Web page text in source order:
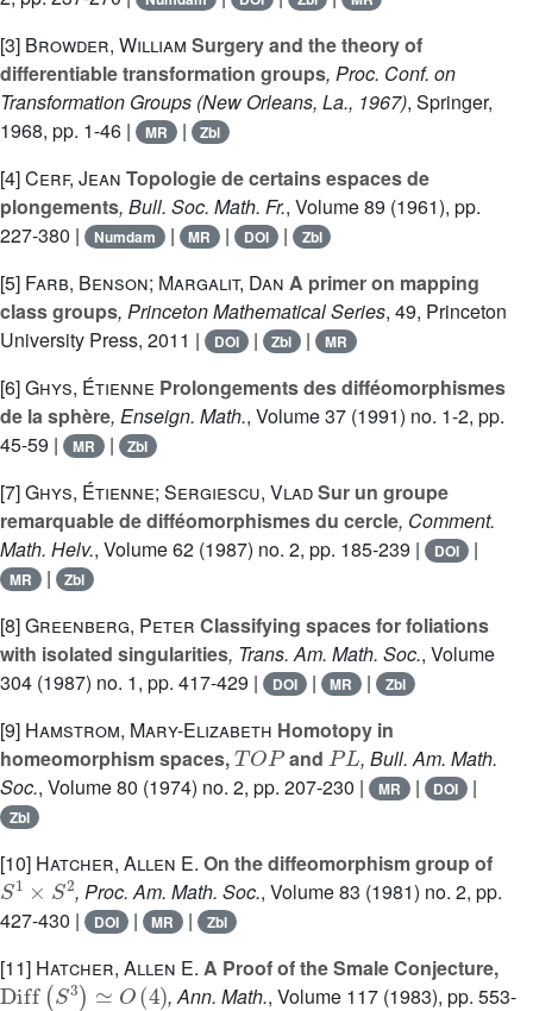
[3] Browder, William Surgery and the theory of
differentiable transformation groups, Proc. Conf. on
Transformation Groups (New Orleans, La., 1967), Springer,
1968, pp. 1-46 |
MR | Zbl
[4]Cerf, Jean Topologie de certains espaces de
plongements, Bull. Soc. Math. Fr., Volume 89 (1961), pp.
227-380 |
Numdam | MR | DOI | Zbl
[5] Farb, Benson; Margalit, Dan A primer on mapping
class groups, Princeton Mathematical Series, 49, Princeton
University Press, 2011 |
DOI | Zbl | MR
[6]Ghys, Étienne Prolongements des difféomorphismes
de la sphère, Enseign. Math., Volume 37 (1991) no. 1-2, pp.
45-59 |
MR | Zbl
[7]Ghys, Étienne; Sergiescu, VladSur un groupe
remarquable de difféomorphismes du cercle, Comment.
Math. Helv., Volume 62 (1987) no. 2, pp. 185-239 | DOI |
MR | Zbl
[8]Greenberg, Peter Classifying spaces for foliations
with isolated singularities, Trans. Am. Math. Soc., Volume
304 (1987) no. 1, pp. 417-429 | DOI | MR | Zbl
[9] Hamstrom, Mary-Elizabeth Homotopy in
homeomorphism spaces,
TOP
and
PL
, Bull. Am. Math.
Soc., Volume 80 (1974) no. 2, pp. 207-230 | MR | DOI |
Zbl
[10] Hatcher, Allen E. On the diffeomorphism group of
S1×S2
, Proc. Am. Math. Soc., Volume 83 (1981) no. 2, pp.
427-430 |
DOI | MR | Zbl
[11] Hatcher, Allen E. A Proof of the Smale Conjecture,
Diff(S3)≃O(4)
, Ann. Math., Volume 117 (1983), pp. 553-